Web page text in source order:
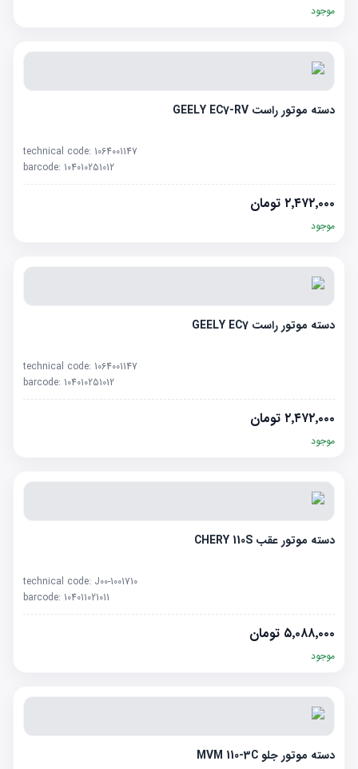
موجود
دسته موتور راست GEELY EC7-RV
technical code: 1064001147
barcode: 104010251012
۲٬۴۷۲٬۰۰۰ تومان
موجود
دسته موتور راست GEELY EC7
technical code: 1064001147
barcode: 104010251012
۲٬۴۷۲٬۰۰۰ تومان
موجود
دسته موتور عقب CHERY 110S
technical code: J00-1001710
barcode: 104011021011
۵٬۰۸۸٬۰۰۰ تومان
موجود
دسته موتور جلو MVM 110-3C